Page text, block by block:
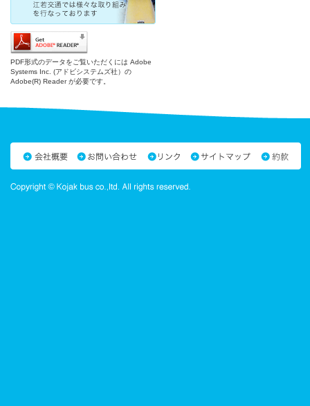
PDF形式のデータをご覧いただくには Adobe
Systems Inc. (アドビシステムズ社）の
Adobe(R) Reader が必要です。